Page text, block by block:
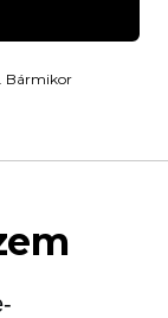
Bármikor